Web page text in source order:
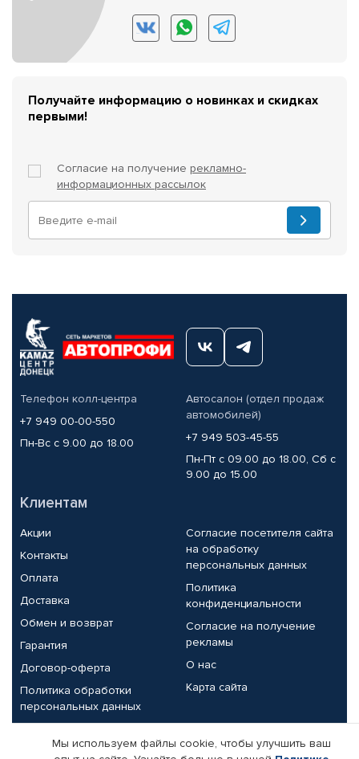
Получайте информацию о новинках и скидках
первыми!
Согласие на получение рекламно-
информационных рассылок
Телефон колл-центра
+7 949 00-00-550
Пн-Вс с 9.00 до 18.00
Автосалон (отдел продаж
автомобилей)
+7 949 503-45-55
Пн-Пт с 09.00 до 18.00, Сб с
9.00 до 15.00
Клиентам
Акции
Контакты
Оплата
Доставка
Обмен и возврат
Гарантия
Договор-оферта
Политика обработки
персональных данных
Согласие посетителя сайта
на обработку
персональных данных
Политика
конфиденциальности
Согласие на получение
рекламы
О нас
Карта сайта
Партнерам
Мы используем файлы cookie, чтобы улучшить ваш